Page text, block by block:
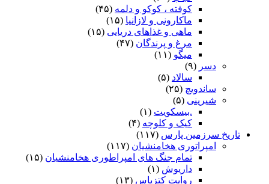
کوفته ، کوکو و دلمه (۴۵)
ماکارونی و لازانیا (۱۵)
ماهی و غذاهای دریایی (۱۵)
مرغ و پرندگان (۴۷)
میگو (۱۱)
دسر (۹)
سالاد (۵)
ساندویچ (۲۵)
شیرینی (۵)
.بیسکویت (۱)
کیک و کلوچه (۴)
تاریخ سرزمین پارس (۱۱۷)
امپراتوری هخامنشیان (۱۱۷)
تمام جنگ های امپراطوری هخامنشیان (۱۵)
داریوش (۱)
روایت کتزیاس (۱۳)